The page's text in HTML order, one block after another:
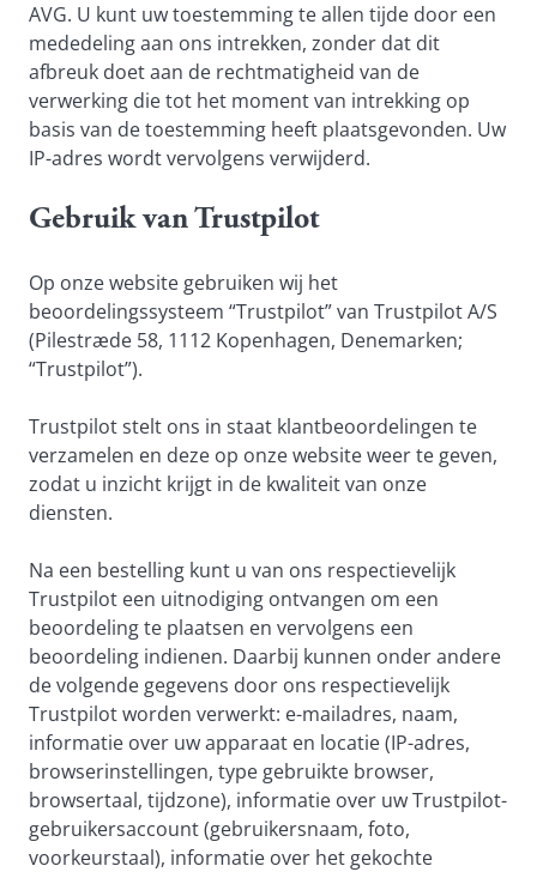
AVG. U kunt uw toestemming te allen tijde door een
mededeling aan ons intrekken, zonder dat dit
afbreuk doet aan de rechtmatigheid van de
verwerking die tot het moment van intrekking op
basis van de toestemming heeft plaatsgevonden. Uw
IP-adres wordt vervolgens verwijderd.
Gebruik van Trustpilot
Op onze website gebruiken wij het
beoordelingssysteem “Trustpilot” van Trustpilot A/S
(Pilestræde 58, 1112 Kopenhagen, Denemarken;
“Trustpilot”).
Trustpilot stelt ons in staat klantbeoordelingen te
verzamelen en deze op onze website weer te geven,
zodat u inzicht krijgt in de kwaliteit van onze
diensten.
Na een bestelling kunt u van ons respectievelijk
Trustpilot een uitnodiging ontvangen om een
beoordeling te plaatsen en vervolgens een
beoordeling indienen. Daarbij kunnen onder andere
de volgende gegevens door ons respectievelijk
Trustpilot worden verwerkt: e-mailadres, naam,
informatie over uw apparaat en locatie (IP-adres,
browserinstellingen, type gebruikte browser,
browsertaal, tijdzone), informatie over uw Trustpilot-
gebruikersaccount (gebruikersnaam, foto,
voorkeurstaal), informatie over het gekochte